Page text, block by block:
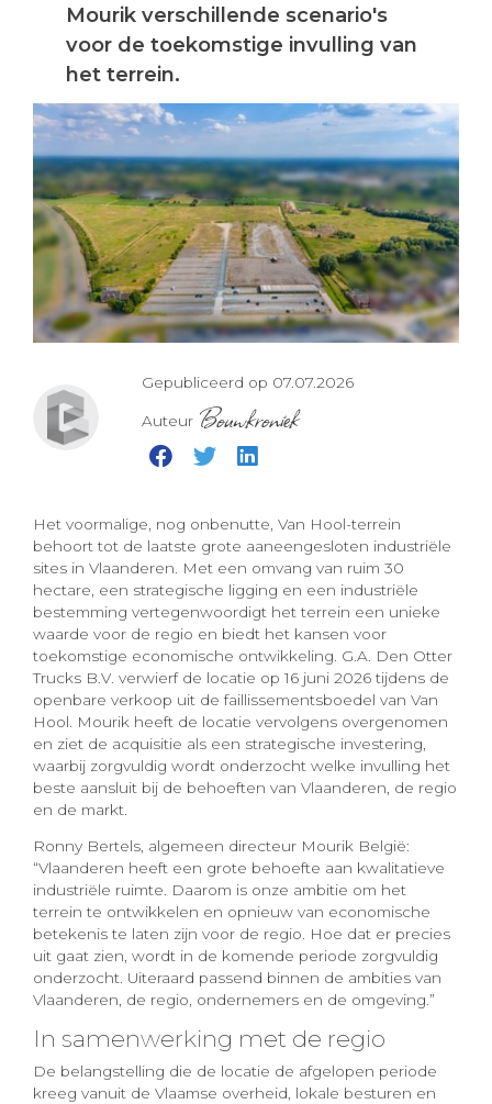
Mourik verschillende scenario's
voor de toekomstige invulling van
het terrein.
Gepubliceerd op 07.07.2026
Auteur Bouwkroniek
Het voormalige, nog onbenutte, Van Hool-terrein
behoort tot de laatste grote aaneengesloten industriële
sites in Vlaanderen. Met een omvang van ruim 30
hectare, een strategische ligging en een industriële
bestemming vertegenwoordigt het terrein een unieke
waarde voor de regio en biedt het kansen voor
toekomstige economische ontwikkeling. G.A. Den Otter
Trucks B.V. verwierf de locatie op 16 juni 2026 tijdens de
openbare verkoop uit de faillissementsboedel van Van
Hool. Mourik heeft de locatie vervolgens overgenomen
en ziet de acquisitie als een strategische investering,
waarbij zorgvuldig wordt onderzocht welke invulling het
beste aansluit bij de behoeften van Vlaanderen, de regio
en de markt.
Ronny Bertels, algemeen directeur Mourik België:
“Vlaanderen heeft een grote behoefte aan kwalitatieve
industriële ruimte. Daarom is onze ambitie om het
terrein te ontwikkelen en opnieuw van economische
betekenis te laten zijn voor de regio. Hoe dat er precies
uit gaat zien, wordt in de komende periode zorgvuldig
onderzocht. Uiteraard passend binnen de ambities van
Vlaanderen, de regio, ondernemers en de omgeving.”
In samenwerking met de regio
De belangstelling die de locatie de afgelopen periode
kreeg vanuit de Vlaamse overheid, lokale besturen en